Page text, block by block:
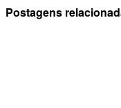
Postagens